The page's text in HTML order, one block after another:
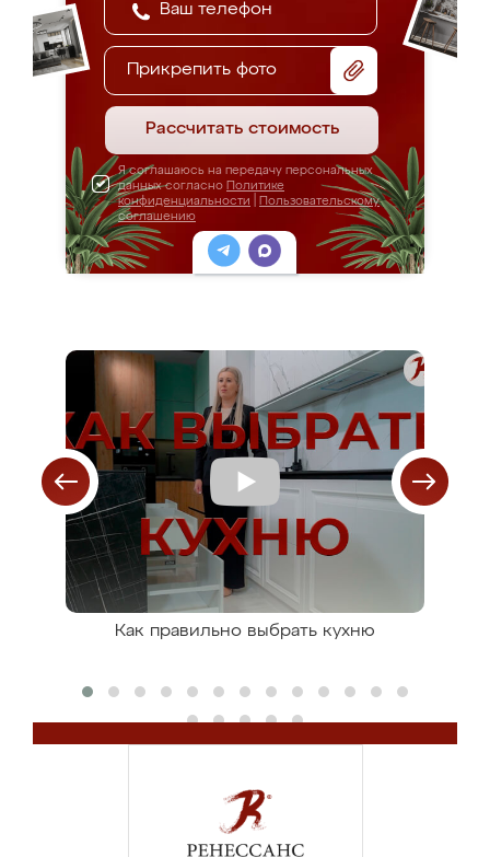
Прикрепить фото
Рассчитать стоимость
Я соглашаюсь на передачу персональных
данных согласно Политике
конфиденциальности
Пользовательскому
соглашению
Как правильно выбрать кухню